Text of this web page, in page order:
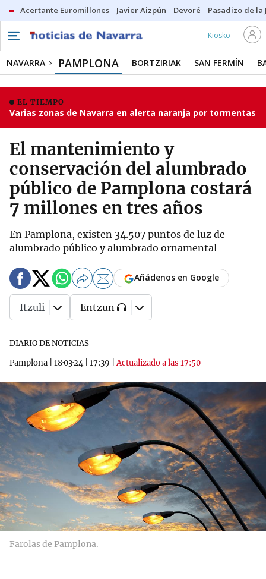
Acertante Euromillones Javier Aizpún Devoré Pasadizo de la
Kiosko
NAVARRA PAMPLONA BORTZIRIAK SAN FERMÍN
EL TIEMPO
Varias zonas de Navarra en alerta naranja por tormentas
El mantenimiento y
conservación del alumbrado
público de Pamplona costará
7 millones en tres años
En Pamplona, existen 34.507 puntos de luz de
alumbrado público y alumbrado ornamental
DIARIO DE NOTICIAS
Pamplona
18·03·24 17:39 |Actualizado a las 17:50
Añádenos en Google
Itzuli Entzun
Farolas de Pamplona.